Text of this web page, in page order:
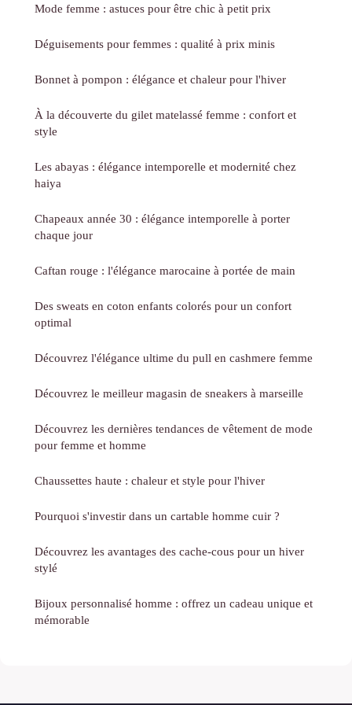
Mode femme : astuces pour être chic à petit prix
Déguisements pour femmes : qualité à prix minis
Bonnet à pompon : élégance et chaleur pour l'hiver
À la découverte du gilet matelassé femme : confort et
style
Les abayas : élégance intemporelle et modernité chez
haiya
Chapeaux année 30 : élégance intemporelle à porter
chaque jour
Caftan rouge : l'élégance marocaine à portée de main
Des sweats en coton enfants colorés pour un confort
optimal
Découvrez l'élégance ultime du pull en cashmere femme
Découvrez le meilleur magasin de sneakers à marseille
Découvrez les dernières tendances de vêtement de mode
pour femme et homme
Chaussettes haute : chaleur et style pour l'hiver
Pourquoi s'investir dans un cartable homme cuir ?
Découvrez les avantages des cache-cous pour un hiver
stylé
Bijoux personnalisé homme : offrez un cadeau unique et
mémorable